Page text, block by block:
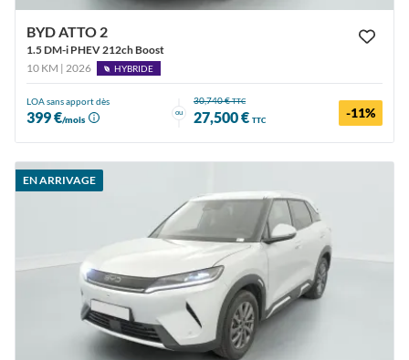
BYD ATTO 2
1.5 DM-i PHEV 212ch Boost
10 KM | 2026
HYBRIDE
LOA sans apport dès
399 €/mois
ou
30,740 €TTC
27,500 € TTC -11%
EN ARRIVAGE